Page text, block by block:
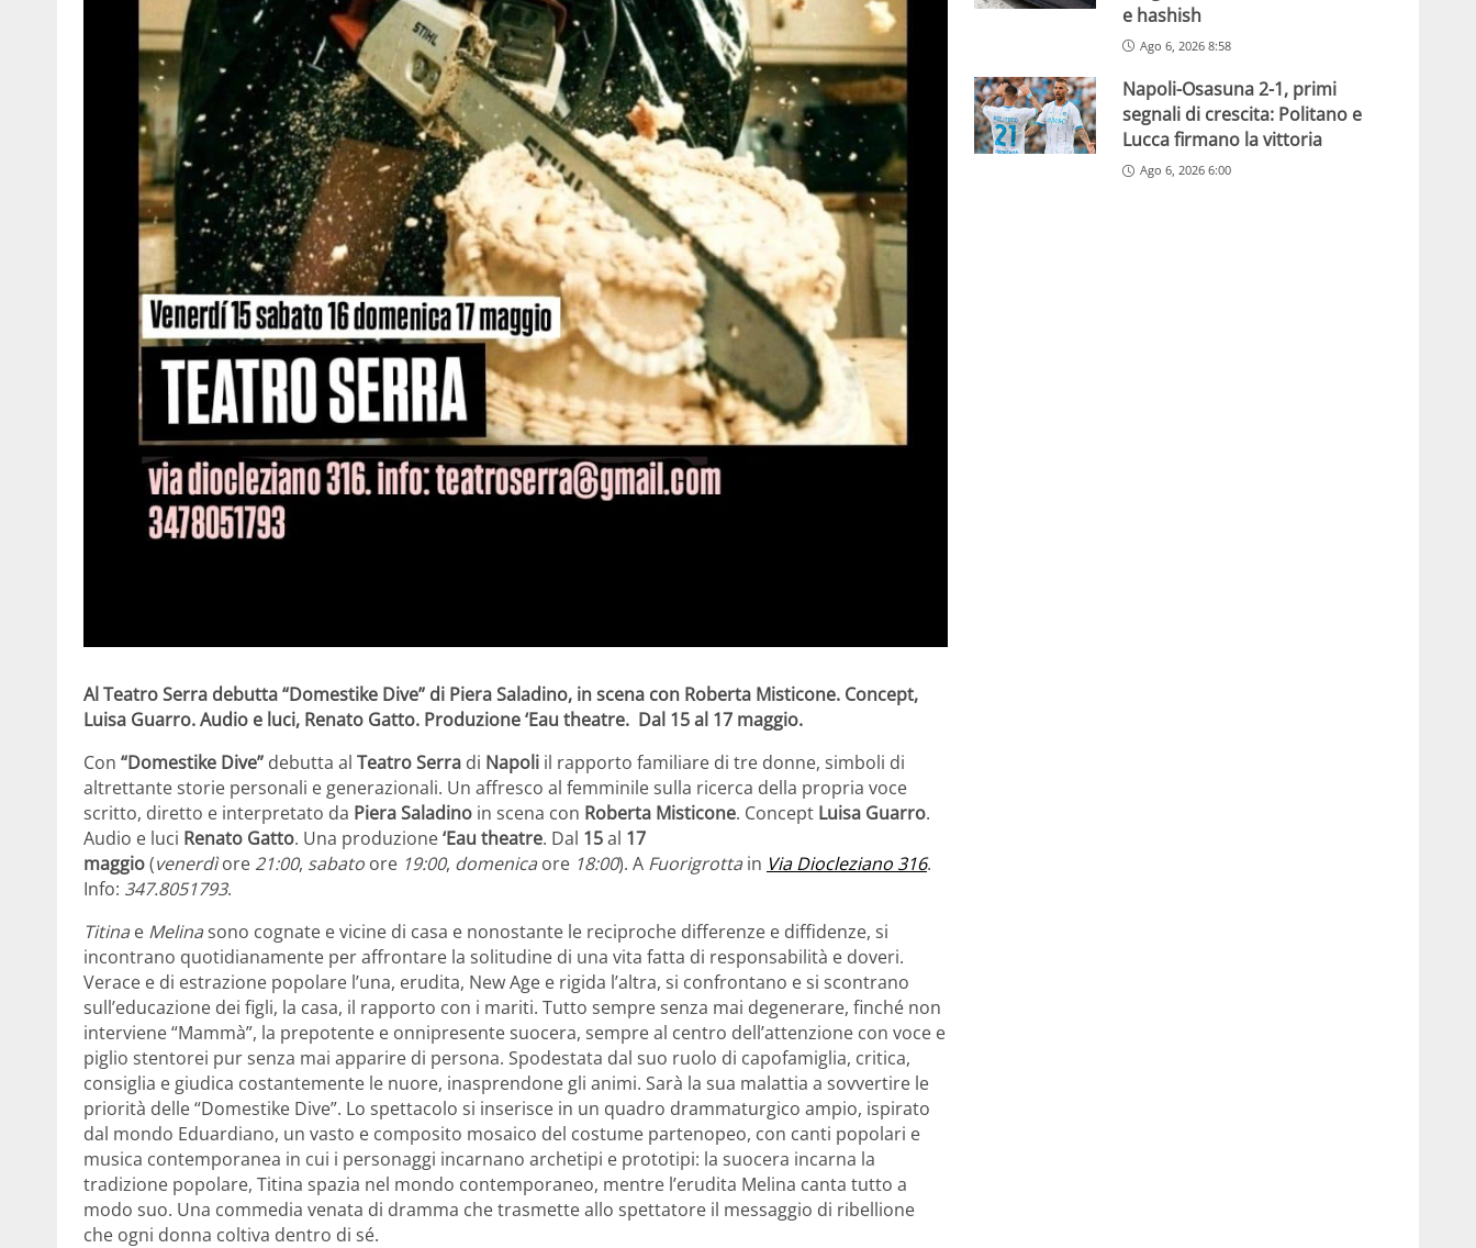
Al Teatro Serra debutta “Domestike Dive” di Piera Saladino, in scena con Roberta Misticone. Concept,
Luisa Guarro. Audio e luci, Renato Gatto. Produzione ‘Eau theatre. Dal 15 al 17 maggio.
Con “Domestike Dive” debutta al Teatro Serra di Napoli il rapporto familiare di tre donne, simboli di
altrettante storie personali e generazionali. Un affresco al femminile sulla ricerca della propria voce
scritto, diretto e interpretato da Piera Saladino in scena con Roberta Misticone. Concept Luisa Guarro.
Audio e luci Renato Gatto. Una produzione‘Eau theatre. Dal 15al 17
maggio(venerdìore 21:00, sabato ore 19:00, domenica ore 18:00). A Fuorigrotta in Via Diocleziano 316.
Info: 347.8051793.
Titina e Melinasono cognate e vicine di casa e nonostante le reciproche differenze e diffidenze, si
incontrano quotidianamente per affrontare la solitudine di una vita fatta di responsabilità e doveri.
Verace e di estrazione popolare l’una, erudita, New Age e rigida l’altra, si confrontano e si scontrano
sull’educazione dei figli, la casa, il rapporto con i mariti. Tutto sempre senza mai degenerare, finché non
interviene “Mammà”, la prepotente e onnipresente suocera, sempre al centro dell’attenzione con voce e
piglio stentorei pur senza mai apparire di persona. Spodestata dal suo ruolo di capofamiglia, critica,
consiglia e giudica costantemente le nuore, inasprendone gli animi. Sarà la sua malattia a sovvertire le
priorità delle “Domestike Dive”. Lo spettacolo si inserisce in un quadro drammaturgico ampio, ispirato
dal mondo Eduardiano, un vasto e composito mosaico del costume partenopeo, con canti popolari e
musica contemporanea in cui i personaggi incarnano archetipi e prototipi: la suocera incarna la
tradizione popolare, Titina spazia nel mondo contemporaneo, mentre l’erudita Melina canta tutto a
modo suo. Una commedia venata di dramma che trasmette allo spettatore il messaggio di ribellione
che ogni donna coltiva dentro di sé.
e hashish
Ago 6, 2026 8:58
Napoli-Osasuna 2-1, primi
segnali di crescita: Politano e
Lucca firmano la vittoria
Ago 6, 2026 6:00